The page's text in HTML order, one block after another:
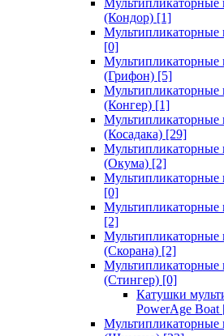
Мультипликаторные
(Кондор) [1]
[0]
Мультипликаторные
(Грифон) [5]
Мультипликаторные
(Конгер) [1]
Мультипликаторные
(Косадака) [29]
Мультипликаторные
(Окума) [2]
[0]
[2]
Мультипликаторные
(Скорана) [2]
Мультипликаторные
(Стингер) [0]
Катушки
PowerAge Boat
Мультипликаторные